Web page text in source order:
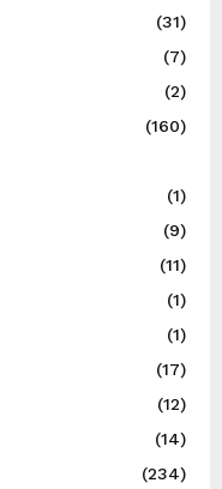
(31)
(7)
(2)
(160)
(1)
(9)
(11)
(1)
(1)
(17)
(12)
(14)
(234)